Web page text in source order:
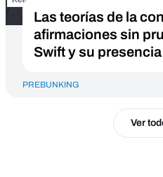
Las teorías de la
afirmaciones sin
Swift y su
PREBUNKING
Ver